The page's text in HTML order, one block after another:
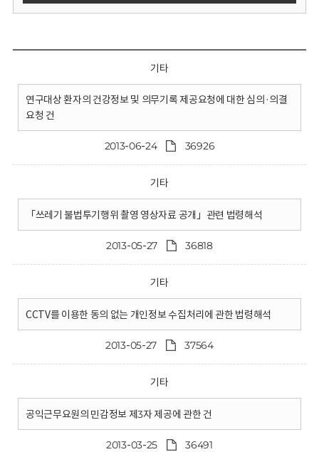
기타
연구대상 환자의 건강정보 및 의무기록 제공요청에 대한 심의·의결
요청 건
2013-06-24 36926
기타
「쓰레기 불법투기행위 촬영 영상자료 공개」관련 법령해석
2013-05-27 36818
기타
CCTV를 이용한 동의 없는 개인정보 수집처리에 관한 법령해석
2013-05-27 37564
기타
공익근무요원의 민감정보 제3자 제공에 관한 건
2013-03-25 36491